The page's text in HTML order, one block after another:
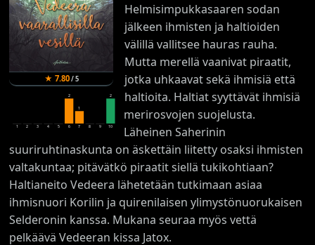
★ 7.80/5
1 2 3 4 5
2
6
1
7 8 9
2
10
Helmisimpukkasaaren sodan
jälkeen ihmisten ja haltioiden
välillä vallitsee hauras rauha.
Mutta merellä vaanivat piraatit,
jotka uhkaavat sekä ihmisiä että
haltioita. Haltiat syyttävät ihmisiä
merirosvojen suojelusta.
Läheinen Saherinin
suuriruhtinaskunta on äskettäin liitetty osaksi ihmisten
valtakuntaa; pitävätkö piraatit siellä tukikohtiaan?
Haltianeito Vedeera lähetetään tutkimaan asiaa
ihmisnuori Korilin ja quirenilaisen ylimystönuorukaisen
Selderonin kanssa. Mukana seuraa myös vettä
pelkäävä Vedeeran kissa Jatox.